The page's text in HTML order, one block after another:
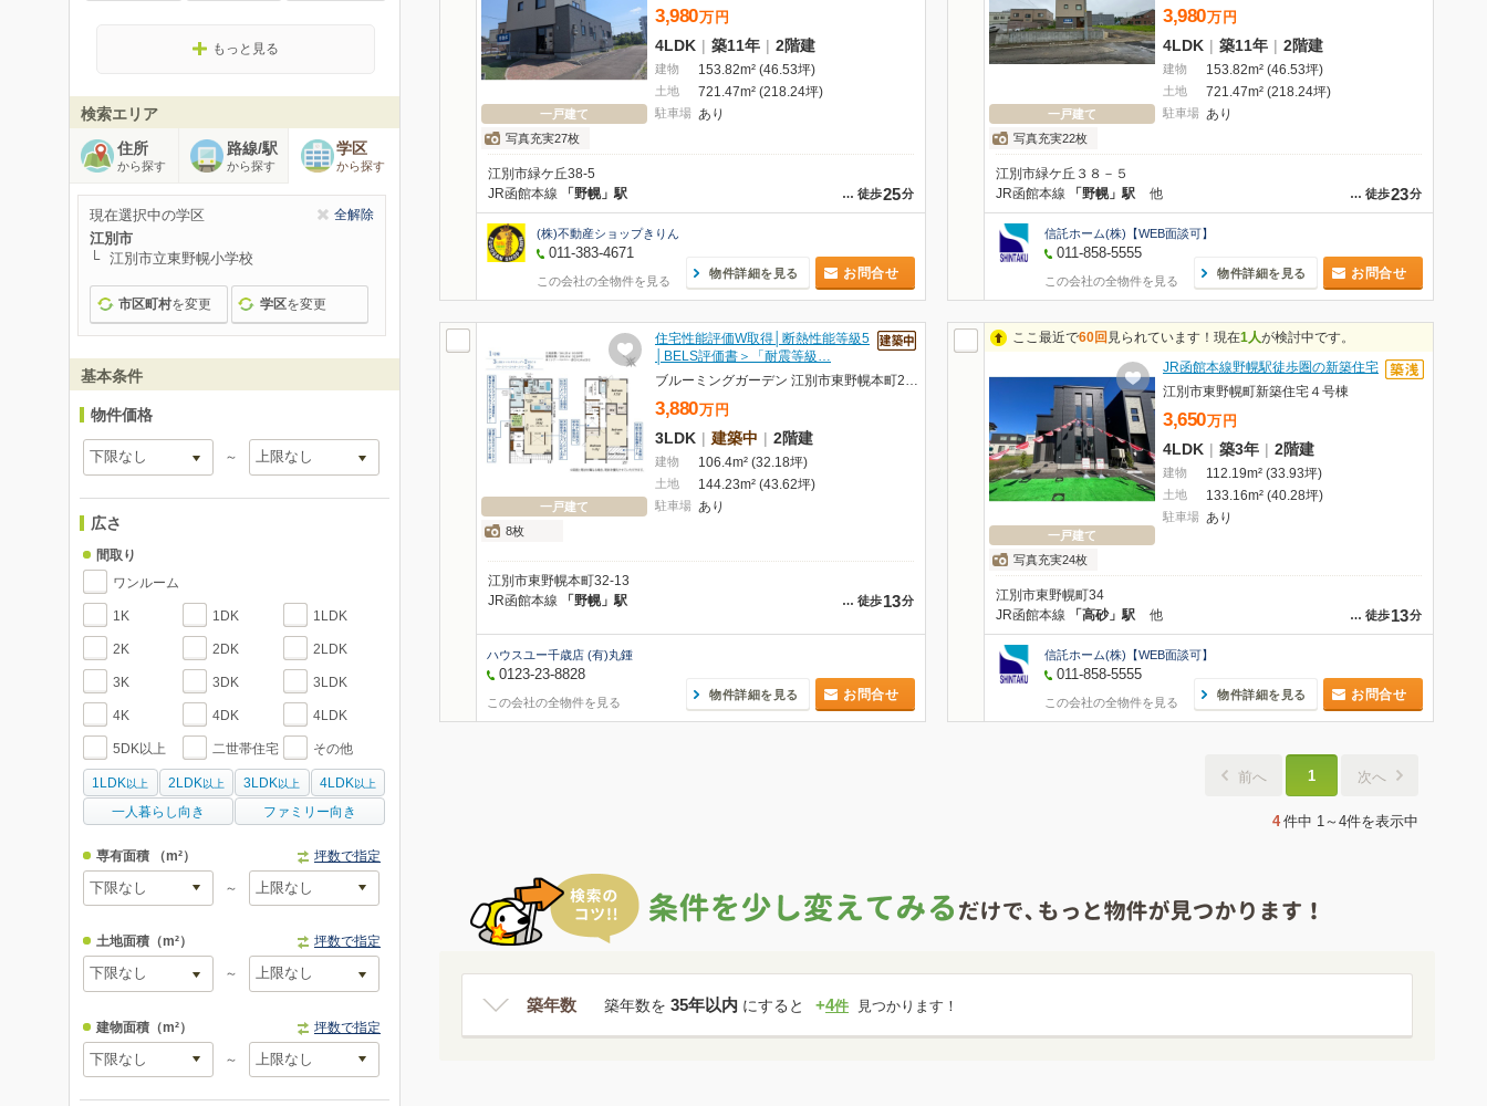
もっと見る
検索エリア
住所
から探す
路線/駅
から探す
学区
から探す
現在選択中の学区 全解除
江別市
江別市立東野幌小学校
市区町村を変更 学区を変更
基本条件
物件価格
～
広さ
間取り
ワンルーム
1K 1DK 1LDK
2K 2DK 2LDK
3K 3DK 3LDK
4K 4DK 4LDK
5DK以上 二世帯住宅 その他
1LDK 以上 2LDK 以上 3LDK 以上 4LDK 以上
一人暮らし向き ファミリー向き
専有面積 （m²） 坪数で指定
～
土地面積（m²） 坪数で指定
～
建物面積（m²） 坪数で指定
～
一戸建て
写真充実27枚
3,980万 円
4LDK | 築11年 | 2階建
建物 153.82m² (46.53坪)
土地 721.47m² (218.24坪)
駐車場 あり
江別市緑ケ丘38-5
… 徒歩25分
JR函館本線 「野幌」駅
(株)不動産ショップきりん
011-383-4671
この会社の全物件を見る
物件詳細を見る お問合せ
一戸建て
写真充実22枚
3,980万 円
4LDK | 築11年 | 2階建
建物 153.82m² (46.53坪)
土地 721.47m² (218.24坪)
駐車場 あり
江別市緑ケ丘３８－５
… 徒歩23分
JR函館本線 「野幌」駅 他
信託ホーム(株)【WEB面談可】
011-858-5555
この会社の全物件を見る
物件詳細を見る お問合せ
一戸建て
8枚
住宅性能評価W取得│断熱性能等級5
│BELS評価書＞「耐震等級…
ブルーミングガーデン 江別市東野幌本町2棟1号棟
3,880万 円
3LDK | 建築中 | 2階建
建物 106.4m² (32.18坪)
土地 144.23m² (43.62坪)
駐車場 あり
江別市東野幌本町32-13
… 徒歩13分
JR函館本線 「野幌」駅
ハウスユー千歳店 (有)丸鍾
0123-23-8828
この会社の全物件を見る
物件詳細を見る お問合せ
ここ最近で60回 見られています！現在1人が検討中です。
一戸建て
写真充実24枚
JR函館本線野幌駅徒歩圏の新築住宅
江別市東野幌町新築住宅４号棟
3,650万 円
4LDK | 築3年 | 2階建
建物 112.19m² (33.93坪)
土地 133.16m² (40.28坪)
駐車場 あり
江別市東野幌町34
… 徒歩13分
JR函館本線 「高砂」駅 他
信託ホーム(株)【WEB面談可】
011-858-5555
この会社の全物件を見る
物件詳細を見る お問合せ
前へ 1 次へ
4 件中 1～4件を表示中
築年数 +4件 見つかります！
築年数を 35年以内 にすると